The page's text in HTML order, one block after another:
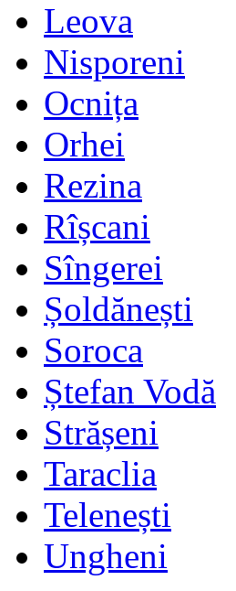
Leova
Nisporeni
Ocnița
Orhei
Rezina
Rîșcani
Sîngerei
Șoldănești
Soroca
Ștefan Vodă
Strășeni
Taraclia
Telenești
Ungheni